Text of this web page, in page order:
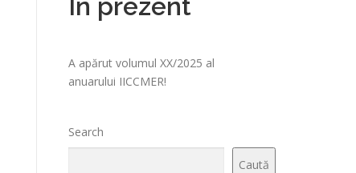
În prezent
A apărut volumul XX/2025 al
anuarului IICCMER!
Search
Caută